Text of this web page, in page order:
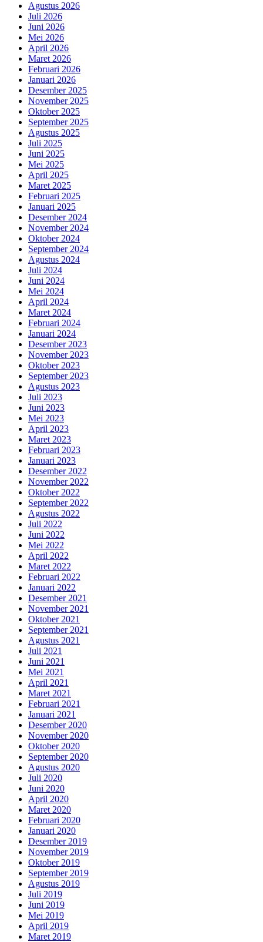
Agustus 2026
Juli 2026
Juni 2026
Mei 2026
April 2026
Maret 2026
Februari 2026
Januari 2026
Desember 2025
November 2025
Oktober 2025
September 2025
Agustus 2025
Juli 2025
Juni 2025
Mei 2025
April 2025
Maret 2025
Februari 2025
Januari 2025
Desember 2024
November 2024
Oktober 2024
September 2024
Agustus 2024
Juli 2024
Juni 2024
Mei 2024
April 2024
Maret 2024
Februari 2024
Januari 2024
Desember 2023
November 2023
Oktober 2023
September 2023
Agustus 2023
Juli 2023
Juni 2023
Mei 2023
April 2023
Maret 2023
Februari 2023
Januari 2023
Desember 2022
November 2022
Oktober 2022
September 2022
Agustus 2022
Juli 2022
Juni 2022
Mei 2022
April 2022
Maret 2022
Februari 2022
Januari 2022
Desember 2021
November 2021
Oktober 2021
September 2021
Agustus 2021
Juli 2021
Juni 2021
Mei 2021
April 2021
Maret 2021
Februari 2021
Januari 2021
Desember 2020
November 2020
Oktober 2020
September 2020
Agustus 2020
Juli 2020
Juni 2020
April 2020
Maret 2020
Februari 2020
Januari 2020
Desember 2019
November 2019
Oktober 2019
September 2019
Agustus 2019
Juli 2019
Juni 2019
Mei 2019
April 2019
Maret 2019